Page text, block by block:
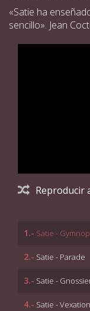
«Satie ha
sencillo». Jean
Reproducir
1.- Satie -
2.- Satie - Parade
3.- Satie -
4.- Satie -